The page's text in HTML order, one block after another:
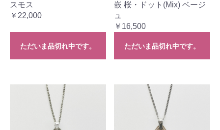
スモス
￥22,000
ただいま品切れ中です。
嵌 桜・ドット(Mix) ベージ
ュ
￥16,500
ただいま品切れ中です。